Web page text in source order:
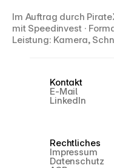
Im Auftrag durch
mit Speedinvest ·
Leistung: Kamera,
Kontakt
E-Mail
LinkedIn
Rechtliches
Impressum
Datenschutz